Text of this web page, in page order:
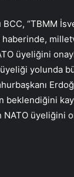
“TBMM
haberinde,
üyeliğini
yolunda
beklendiğini
NATO üyeliğini